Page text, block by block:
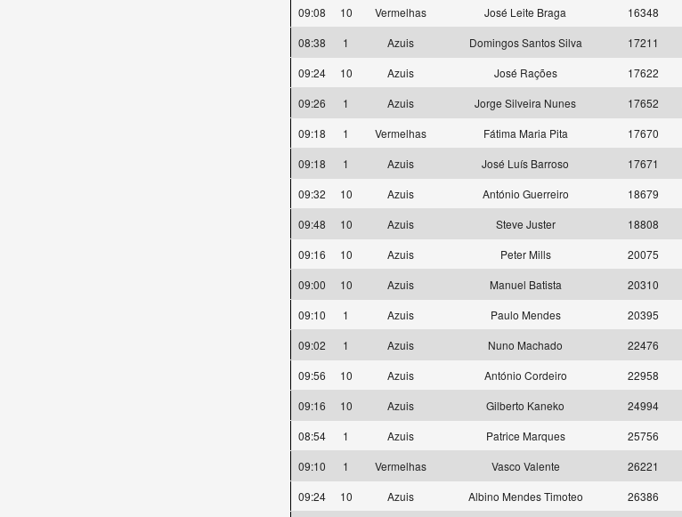
09:08
10 Vermelhas José Leite Braga 16348
08:38
1 Azuis Domingos Santos Silva 17211
09:24
10 Azuis José Rações 17622
09:26
1 Azuis Jorge Silveira Nunes 17652
09:18
1 Vermelhas Fátima Maria Pita 17670
09:18
1 Azuis José Luís Barroso 17671
09:32
10 Azuis António Guerreiro 18679
09:48
10 Azuis Steve Juster 18808
09:16
10 Azuis Peter Mills 20075
09:00
10 Azuis Manuel Batista 20310
09:10
1 Azuis Paulo Mendes 20395
09:02
1 Azuis Nuno Machado 22476
09:56
10 Azuis António Cordeiro 22958
09:16
10 Azuis Gilberto Kaneko 24994
08:54
1 Azuis Patrice Marques 25756
09:10
1 Vermelhas Vasco Valente 26221
09:24
10 Azuis Albino Mendes Timoteo 26386